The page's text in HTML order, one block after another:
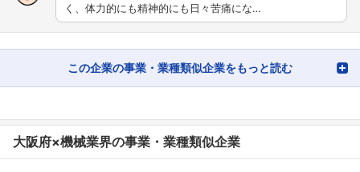
く、体力的にも精神的にも日々苦痛にな…
この企業の事業・業種類似企業をもっと読む
大阪府×機械業界の事業・業種類似企業